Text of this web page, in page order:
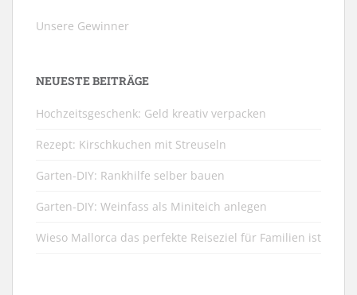
Unsere Gewinner
NEUESTE BEITRÄGE
Hochzeitsgeschenk: Geld kreativ verpacken
Rezept: Kirschkuchen mit Streuseln
Garten-DIY: Rankhilfe selber bauen
Garten-DIY: Weinfass als Miniteich anlegen
Wieso Mallorca das perfekte Reiseziel für Familien ist